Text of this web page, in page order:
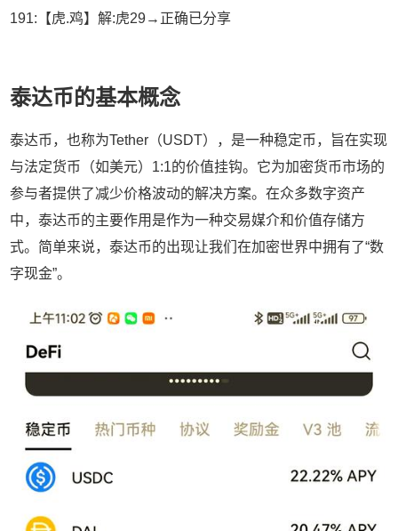
191:【虎.鸡】解:虎29→正确已分享
泰达币的基本概念
泰达币，也称为Tether（USDT），是一种稳定币，旨在实现
与法定货币（如美元）1:1的价值挂钩。它为加密货币市场的
参与者提供了减少价格波动的解决方案。在众多数字资产
中，泰达币的主要作用是作为一种交易媒介和价值存储方
式。简单来说，泰达币的出现让我们在加密世界中拥有了“数
字现金”。